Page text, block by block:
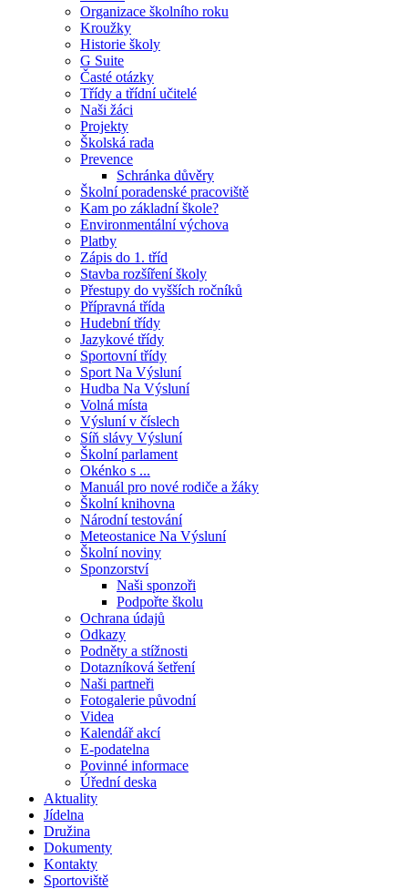
Organizace školního roku
Kroužky
Historie školy
G Suite
Časté otázky
Třídy a třídní učitelé
Naši žáci
Projekty
Školská rada
Prevence
Schránka důvěry
Školní poradenské pracoviště
Kam po základní škole?
Environmentální výchova
Platby
Zápis do 1. tříd
Stavba rozšíření školy
Přestupy do vyšších ročníků
Přípravná třída
Hudební třídy
Jazykové třídy
Sportovní třídy
Sport Na Výsluní
Hudba Na Výsluní
Volná místa
Výsluní v číslech
Síň slávy Výsluní
Školní parlament
Okénko s ...
Manuál pro nové rodiče a žáky
Školní knihovna
Národní testování
Meteostanice Na Výsluní
Školní noviny
Sponzorství
Naši sponzoři
Podpořte školu
Ochrana údajů
Odkazy
Podněty a stížnosti
Dotazníková šetření
Naši partneři
Fotogalerie původní
Videa
Kalendář akcí
E-podatelna
Povinné informace
Úřední deska
Aktuality
Jídelna
Družina
Dokumenty
Kontakty
Sportoviště